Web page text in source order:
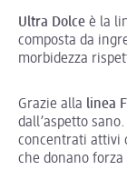
Ultra Dolce è la
composta da
morbidezza
Grazie alla linea
dall’aspetto
concentrati attivi
che donano